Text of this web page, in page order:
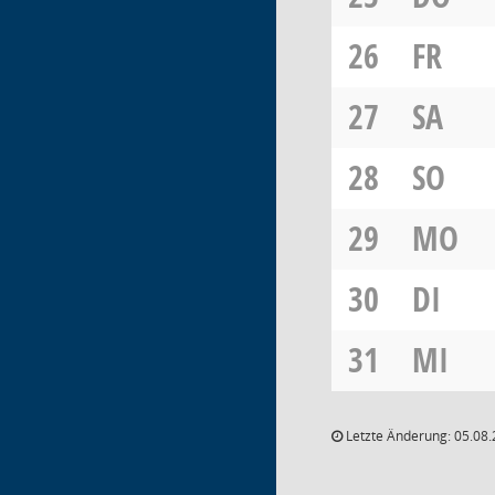
26
FR
27
SA
28
SO
29
MO
30
DI
31
MI
Letzte Änderung: